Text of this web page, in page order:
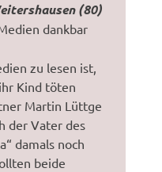
(80)
dankbar
zu lesen ist,
Kind töten
Martin Lüttge
der Vater des
damals noch
beide